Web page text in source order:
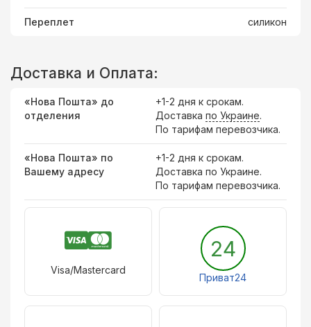
Переплет силикон
Доставка и Оплата:
«Нова Пошта» до
отделения
+1-2 дня к срокам.
Доставка по Украине.
По тарифам перевозчика.
«Нова Пошта» по
Вашему адресу
+1-2 дня к срокам.
Доставка по Украине.
По тарифам перевозчика.
Visa/Mastercard
24
Приват24